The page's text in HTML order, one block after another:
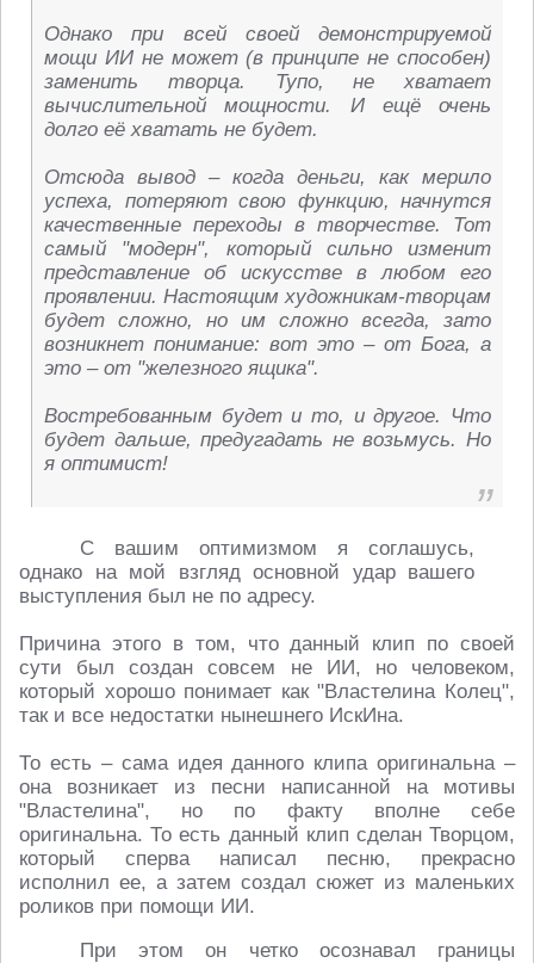
Однако при всей своей демонстрируемой
мощи ИИ не может (в принципе не способен)
заменить творца. Тупо, не хватает
вычислительной мощности. И ещё очень
долго её хватать не будет.
Отсюда вывод – когда деньги, как мерило
успеха, потеряют свою функцию, начнутся
качественные переходы в творчестве. Тот
самый "модерн", который сильно изменит
представление об искусстве в любом его
проявлении. Настоящим художникам-творцам
будет сложно, но им сложно всегда, зато
возникнет понимание: вот это – от Бога, а
это – от "железного ящика".
Востребованным будет и то, и другое. Что
будет дальше, предугадать не возьмусь. Но
я оптимист!
С вашим оптимизмом я соглашусь,
однако на мой взгляд основной удар вашего
выступления был не по адресу.
Причина этого в том, что данный клип по своей
сути был создан совсем не ИИ, но человеком,
который хорошо понимает как "Властелина Колец",
так и все недостатки нынешнего ИскИна.
То есть – сама идея данного клипа оригинальна –
она возникает из песни написанной на мотивы
"Властелина", но по факту вполне себе
оригинальна. То есть данный клип сделан Творцом,
который сперва написал песню, прекрасно
исполнил ее, а затем создал сюжет из маленьких
роликов при помощи ИИ.
При этом он четко осознавал границы